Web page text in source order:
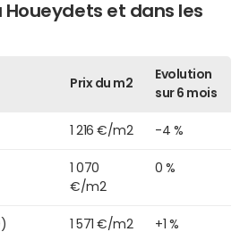
Houeydets et dans les
Prix du m2
Evolution
sur 6 mois
1 216 €/m2 -4 %
1 070
€/m2
0 %
1 571 €/m2 +1 %